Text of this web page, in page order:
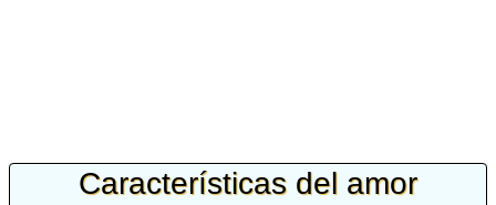
Características del amor